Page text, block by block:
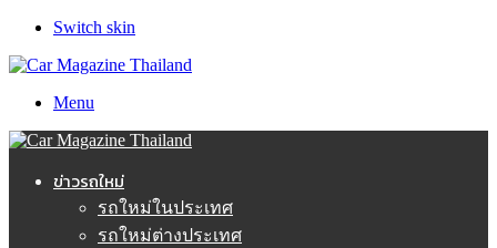
Switch skin
Menu
ข่าวรถใหม่
รถใหม่ในประเทศ
รถใหม่ต่างประเทศ